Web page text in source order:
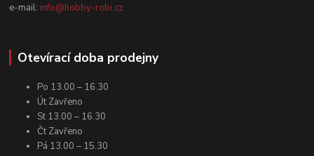
e-mail: info@hobby-robi.cz
Otevírací doba prodejny
Po 13.00 – 16.30
Út Zavřeno
St 13.00 – 16.30
Čt Zavřeno
Pá 13.00 – 15.30